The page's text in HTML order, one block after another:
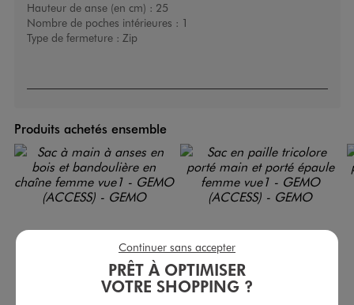
Hauteur de anse (en cm) : 25
Nombre de poches intérieures : 1
Type de fermeture : Zip
Produits achetés ensemble
PRÊT À OPTIMISER
VOTRE SHOPPING ?
Continuer sans accepter